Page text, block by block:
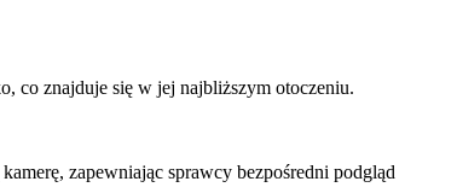
co znajduje się w jej najbliższym otoczeniu.
zapewniając sprawcy bezpośredni podgląd